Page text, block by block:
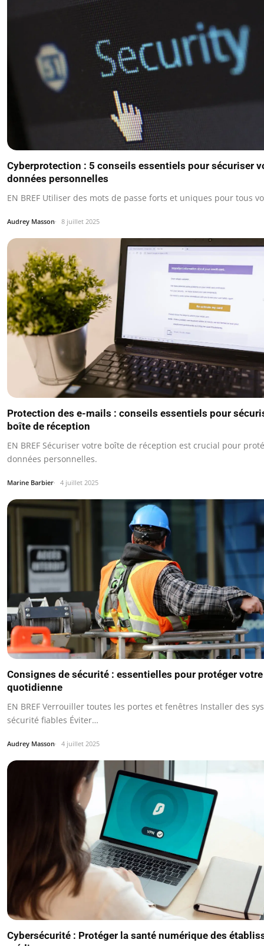
Cyberprotection : 5 conseils essentiels pour sécuriser
données personnelles
EN BREF Utiliser des mots de passe forts et uniques pour tous
Audrey Masson 8 juillet 2025
Protection des e-mails : conseils essentiels pour
boîte de réception
EN BREF Sécuriser votre boîte de réception est crucial pour
données personnelles.
Marine Barbier 4 juillet 2025
Consignes de sécurité : essentielles pour protéger
quotidienne
EN BREF Verrouiller toutes les portes et fenêtres Installer des
sécurité fiables Éviter…
Audrey Masson 4 juillet 2025
Cybersécurité : Protéger la santé numérique des